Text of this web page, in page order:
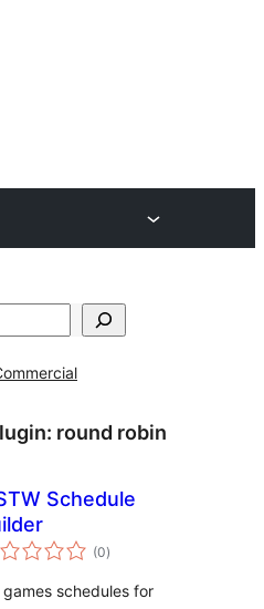
round robin
Schedule
(0evaluación
total
)
schedules for